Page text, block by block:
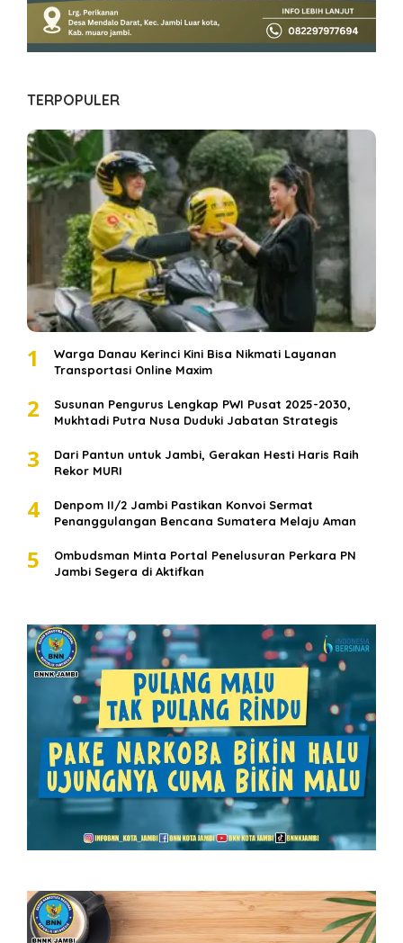
TERPOPULER
1
Warga Danau Kerinci Kini Bisa Nikmati Layanan
Transportasi Online Maxim
2
Susunan Pengurus Lengkap PWI Pusat 2025-2030,
Mukhtadi Putra Nusa Duduki Jabatan Strategis
3
Dari Pantun untuk Jambi, Gerakan Hesti Haris Raih
Rekor MURI
4
Denpom II/2 Jambi Pastikan Konvoi Sermat
Penanggulangan Bencana Sumatera Melaju Aman
5
Ombudsman Minta Portal Penelusuran Perkara PN
Jambi Segera di Aktifkan